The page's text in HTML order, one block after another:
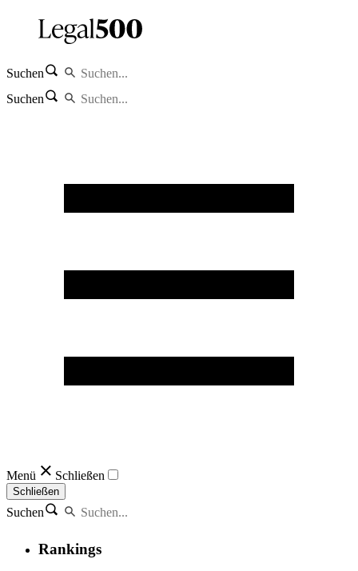
Suchen
Suchen
Menü Schließen
Schließen
Suchen
Rankings